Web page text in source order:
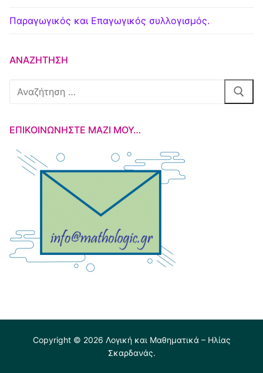
Παραγωγικός και Επαγωγικός συλλογισμός.
ΑΝΑΖΉΤΗΣΗ
Αναζήτηση
ΕΠΙΚΟΙΝΩΝΉΣΤΕ ΜΑΖΊ ΜΟΥ…
Copyright © 2026 Λογική και Μαθηματικά – Ηλίας
Σκαρδανάς.